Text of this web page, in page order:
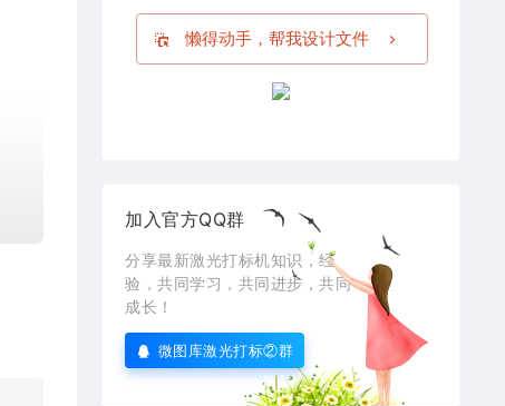
懒得动手，帮我设计文件
加入官方QQ群
分享最新激光打标机知识，经
验，共同学习，共同进步，共同
成长！
微图库激光打标②群